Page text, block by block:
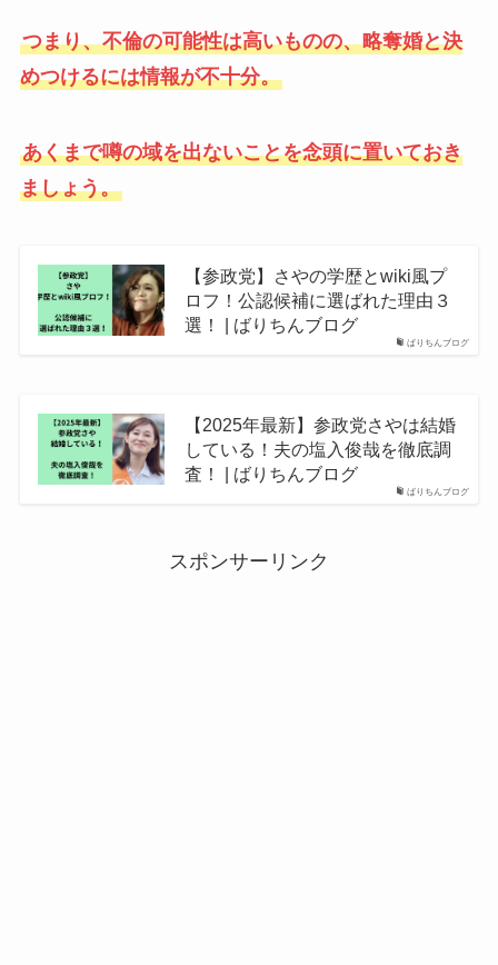
つまり、不倫の可能性は高いものの、略奪婚と決
めつけるには情報が不十分。
あくまで噂の域を出ないことを念頭に置いておき
ましょう。
ばりちんブログ
【参政党】さやの学歴とwiki風プ
ロフ！公認候補に選ばれた理由３
選！ | ばりちんブログ
ばりちんブログ
【2025年最新】参政党さやは結婚
している！夫の塩入俊哉を徹底調
査！ | ばりちんブログ
スポンサーリンク